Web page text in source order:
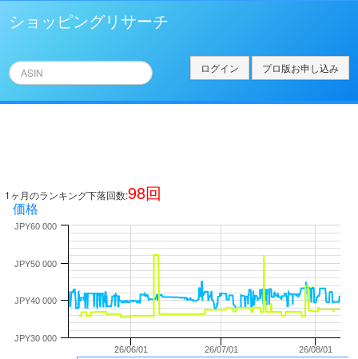
ショッピングリサーチ
ログイン プロ版お申し込み
1ヶ月のランキング下落回数:98回
価格
26/06/01 26/07/01 26/08/01
JPY40 000
JPY50 000
JPY30 000
JPY60 000